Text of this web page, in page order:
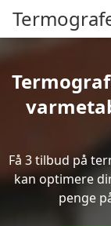
Få 3 tilbud på
kan optimere
penge